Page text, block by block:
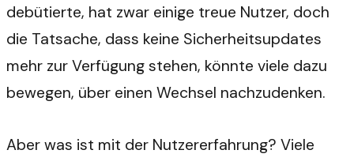
debütierte, hat zwar einige treue Nutzer, doch
die Tatsache, dass keine Sicherheitsupdates
mehr zur Verfügung stehen, könnte viele dazu
bewegen, über einen Wechsel nachzudenken.
Aber was ist mit der Nutzererfahrung? Viele